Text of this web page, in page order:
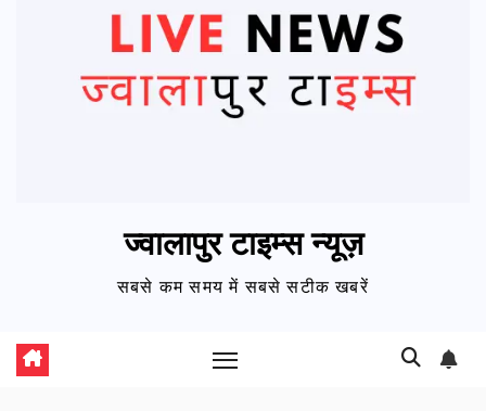
ज्वालापुर टाइम्स न्यूज़
सबसे कम समय में सबसे सटीक खबरें